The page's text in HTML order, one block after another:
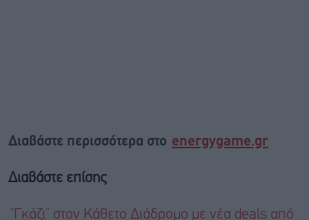
Διαβάστε περισσότερα στο energygame.gr
Διαβάστε επίσης
“Γκάζι” στον Κάθετο Διάδρομο με νέα deals από